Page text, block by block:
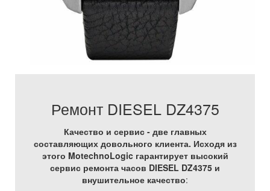
Ремонт DIESEL DZ4375
Качество и сервис - две главных
составляющих довольного клиента. Исходя из
этого MotechnoLogic гарантирует высокий
сервис ремонта часов DIESEL DZ4375 и
внушительное качество: